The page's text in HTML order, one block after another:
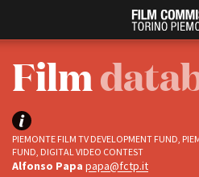
Film
PIEMONTE FILM TV DEVELOPMENT FUND,
FUND, DIGITAL VIDEO CONTEST
Alfonso Papa papa@fctp.it